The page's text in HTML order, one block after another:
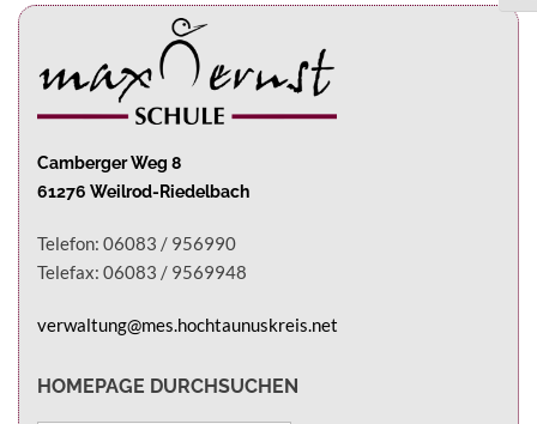
Camberger Weg 8
61276 Weilrod-Riedelbach
Telefon: 06083 / 956990
Telefax: 06083 / 9569948
verwaltung@mes.hochtaunuskreis.net
HOMEPAGE DURCHSUCHEN